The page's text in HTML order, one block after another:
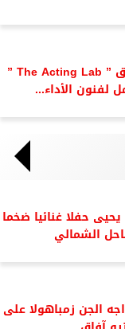
محمد سراج..يطلق ” The Acting Lab ”
لفنون الأداء...
حفلا غنائيا ضخما
الشمالي
الجن زمباهولا على